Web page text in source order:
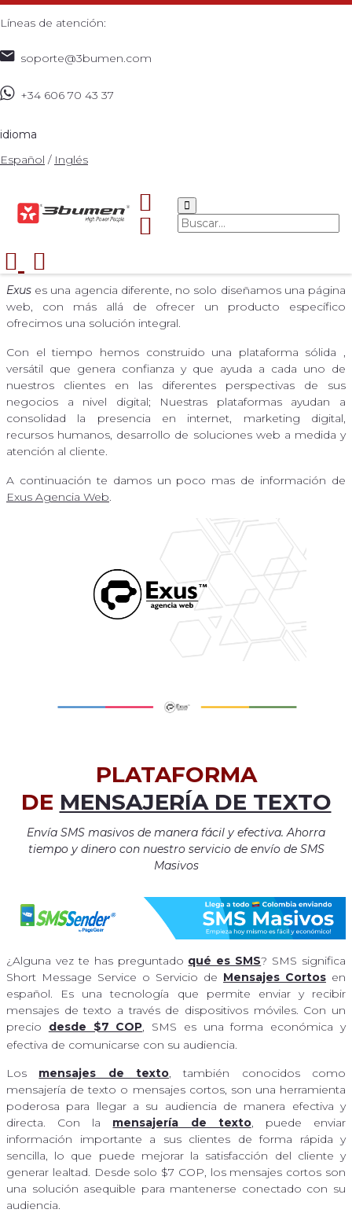
Líneas de atención:
soporte@3bumen.com
+34 606 70 43 37
idioma
Español / Inglés
Plataforma Desarrollada por
El portal de fue desarrollado por
EXUS AGENCIA WEB
Exus es una agencia diferente, no solo diseñamos una página
web, con más allá de ofrecer un producto específico
ofrecimos una solución integral.
Con el tiempo hemos construido una plataforma sólida ,
versátil que genera confianza y que ayuda a cada uno de
nuestros clientes en las diferentes perspectivas de sus
negocios a nivel digital; Nuestras plataformas ayudan a
consolidad la presencia en internet, marketing digital,
recursos humanos, desarrollo de soluciones web a medida y
atención al cliente.
A continuación te damos un poco mas de información de
Exus Agencia Web.
PLATAFORMA
DE MENSAJERÍA DE TEXTO
Envía SMS masivos de manera fácil y efectiva. Ahorra
tiempo y dinero con nuestro servicio de envío de SMS
Masivos
¿Alguna vez te has preguntado qué es SMS? SMS significa
Short Message Service o Servicio de Mensajes Cortos en
español. Es una tecnología que permite enviar y recibir
mensajes de texto a través de dispositivos móviles. Con un
precio desde $7 COP, SMS es una forma económica y
efectiva de comunicarse con su audiencia.
Los mensajes de texto, también conocidos como
mensajería de texto o mensajes cortos, son una herramienta
poderosa para llegar a su audiencia de manera efectiva y
directa. Con la mensajería de texto, puede enviar
información importante a sus clientes de forma rápida y
sencilla, lo que puede mejorar la satisfacción del cliente y
generar lealtad. Desde solo $7 COP, los mensajes cortos son
una solución asequible para mantenerse conectado con su
audiencia.